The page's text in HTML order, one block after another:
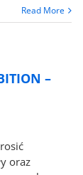
Read More
–
oraz